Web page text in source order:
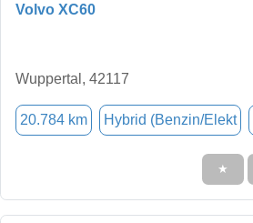
Volvo XC60
Wuppertal, 42117
20.784 km Hybrid (Benzin/Elekt
★